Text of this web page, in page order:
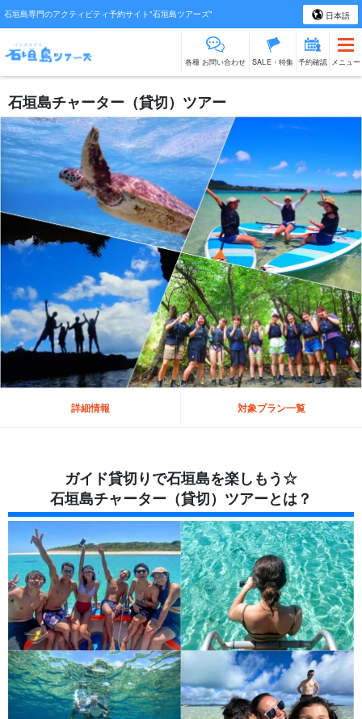
石垣島専門のアクティビティ予約サイト"石垣島ツアーズ" 日本語
各種 お問い合わせ SALE・特集 予約確認 メニュー
石垣島チャーター（貸切）ツアー
詳細情報 対象プラン一覧
ガイド貸切りで石垣島を楽しもう☆
石垣島チャーター（貸切）ツアーとは？